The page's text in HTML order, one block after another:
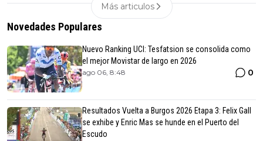
Más articulos
Novedades Populares
Nuevo Ranking UCI: Tesfatsion se consolida como
el mejor Movistar de largo en 2026
ago 06, 8:48 0
Resultados Vuelta a Burgos 2026 Etapa 3: Felix Gall
se exhibe y Enric Mas se hunde en el Puerto del
Escudo